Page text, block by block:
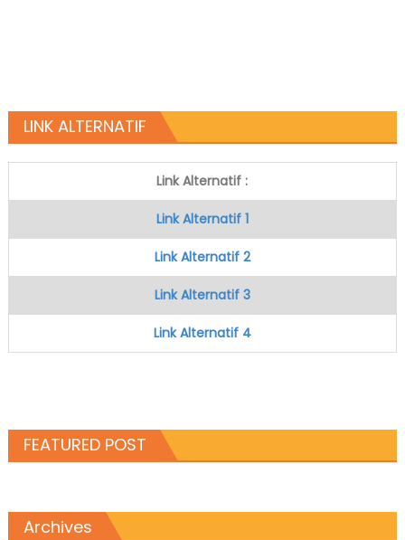
LINK ALTERNATIF
Link Alternatif :
Link Alternatif 1
Link Alternatif 2
Link Alternatif 3
Link Alternatif 4
FEATURED POST
Archives